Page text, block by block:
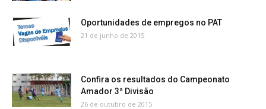
Oportunidades de empregos no PAT
21 de junho de 2015
Confira os resultados do Campeonato
Amador 3ª Divisão
26 de outubro de 2015